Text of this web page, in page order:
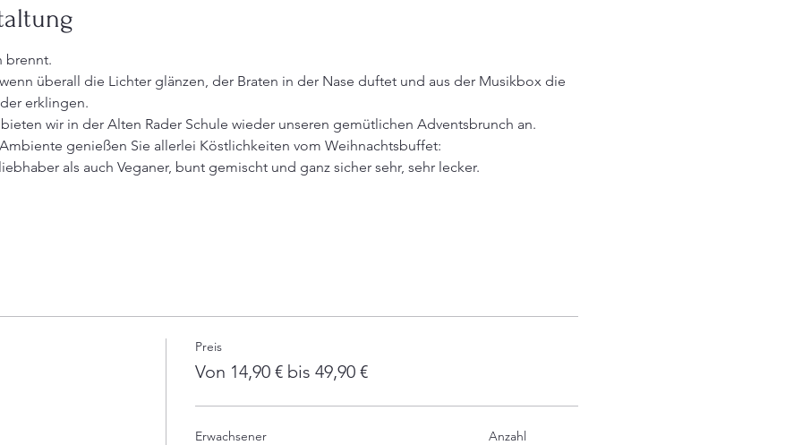
brennt.
überall die Lichter glänzen, der Braten in der Nase duftet und aus der Musikbox die
erklingen.
wir in der Alten Rader Schule wieder unseren gemütlichen Adventsbrunch an.
genießen Sie allerlei Köstlichkeiten vom Weihnachtsbuffet:
als auch Veganer, bunt gemischt und ganz sicher sehr, sehr lecker.
Preis
Von 14,90 € bis 49,90 €
Erwachsener Anzahl